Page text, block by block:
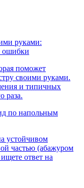
руками:
ошибки
поможет
своими руками.
и типичных
раза.
по напольным
устойчивом
частью (абажуром
ответ на